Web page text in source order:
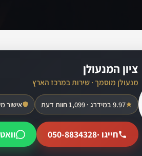
ציון המנעולן
מנעולן מוסמך · שירות במרכז הארץ
9.97 במידרג · 1,099 חוות דעת אישור
חייגו ·050-8834328